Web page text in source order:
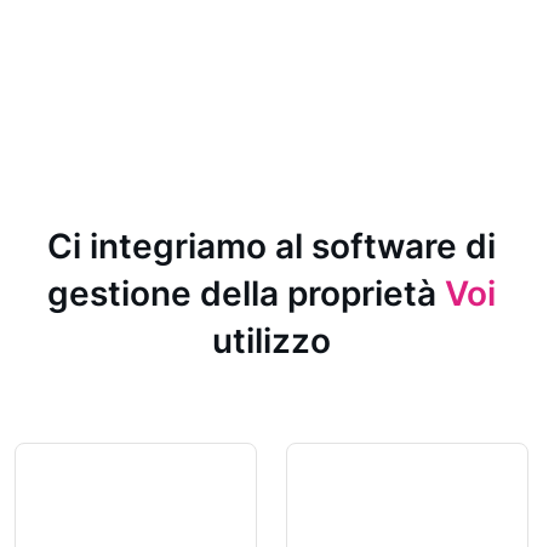
Ci integriamo al software di
gestione della proprietà Voi
utilizzo